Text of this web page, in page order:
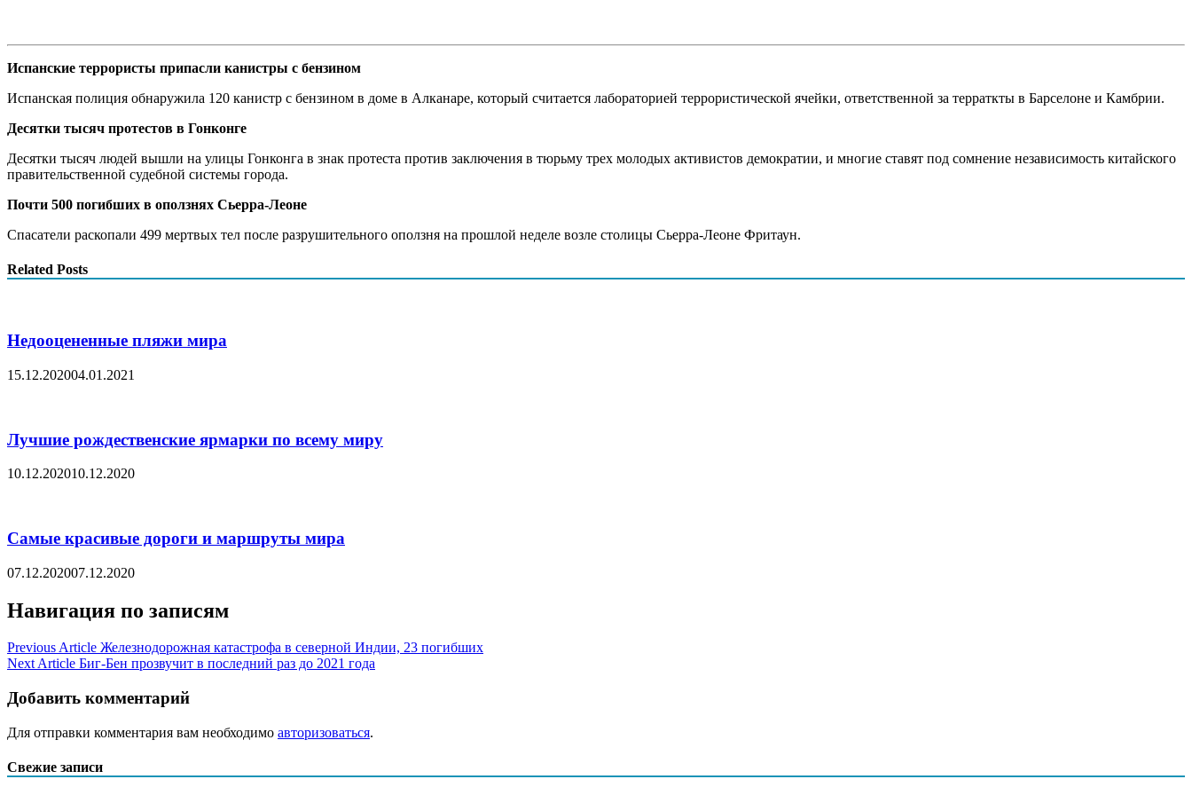
Испанские террористы припасли канистры с бензином
Испанская полиция обнаружила 120 канистр с бензином в доме в Алканаре, который считается лабораторией террористической ячейки, ответственной за терраткты в Барселоне и Камбрии.
Десятки тысяч протестов в Гонконге
Десятки тысяч людей вышли на улицы Гонконга в знак протеста против заключения в тюрьму трех молодых активистов демократии, и многие ставят под сомнение независимость китайского
правительственной судебной системы города.
Почти 500 погибших в оползнях Сьерра-Леоне
Спасатели раскопали 499 мертвых тел после разрушительного оползня на прошлой неделе возле столицы Сьерра-Леоне Фритаун.
Related Posts
Недооцененные пляжи мира
15.12.202004.01.2021
Лучшие рождественские ярмарки по всему миру
10.12.202010.12.2020
Самые красивые дороги и маршруты мира
07.12.202007.12.2020
Навигация по записям
Previous Article Железнодорожная катастрофа в северной Индии, 23 погибших
Next Article Биг-Бен прозвучит в последний раз до 2021 года
Добавить комментарий
Для отправки комментария вам необходимо авторизоваться.
Свежие записи